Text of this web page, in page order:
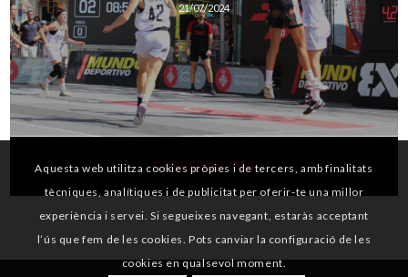
21/07/2024
CARREGAR MÉS
Aquesta web utilitza cookies pròpies i de tercers, amb finalitats
tècniques, analítiques i de publicitat per oferir-te una millor
experiència i servei. Si segueixes navegant, estaràs acceptant
l’ús que fem de les cookies. Pots canviar la configuració de les
cookies en qualsevol moment.